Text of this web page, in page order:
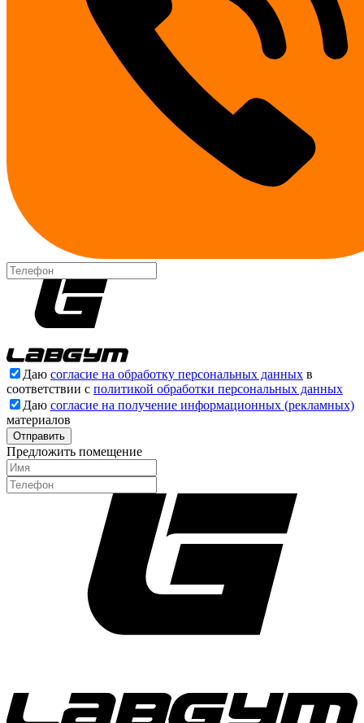
Даю согласие на обработку персональных данных в
соответствии с политикой обработки персональных данных
Даю согласие на получение информационных (рекламных)
материалов
Отправить
Предложить помещение